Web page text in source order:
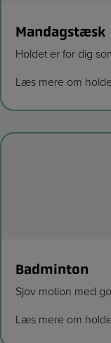
Mandagstæsk
Holdet er for dig
Læs mere om
Badminton
Sjov motion med
Læs mere om